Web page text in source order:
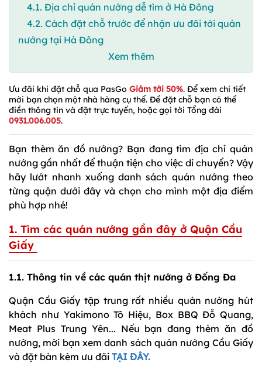
4.1. Địa chỉ quán nướng dễ tìm ở Hà Đông
4.2. Cách đặt chỗ trước để nhận ưu đãi tới quán
nướng tại Hà Đông
Xem thêm
Ưu đãi khi đặt chỗ qua PasGo Giảm tới 50%. Để xem chi tiết
mời bạn chọn một nhà hàng cụ thể. Để đặt chỗ bạn có thể
điền thông tin và đặt trực tuyến, hoặc gọi tới Tổng đài
0931.006.005.
Bạn thèm ăn đồ nướng? Bạn đang tìm địa chỉ quán
nướng gần nhất để thuận tiện cho việc di chuyển? Vậy
hãy lướt nhanh xuống danh sách quán nướng theo
từng quận dưới đây và chọn cho mình một địa điểm
phù hợp nhé!
1. Tìm các quán nướng gần đây ở Quận Cầu
Giấy
1.1. Thông tin về các quán thịt nướng ở Đống Đa
Quận Cầu Giấy tập trung rất nhiều quán nướng hút
khách như Yakimono Tô Hiệu, Box BBQ Đỗ Quang,
Meat Plus Trung Yên... Nếu bạn đang thèm ăn đồ
nướng, mời bạn xem danh sách quán nướng Cầu Giấy
và đặt bàn kèm ưu đãi TẠI ĐÂY.